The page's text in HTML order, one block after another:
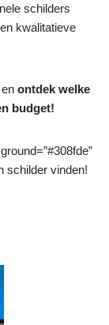
schilders
kwalitatieve
ontdek welke
budget!
schilder vinden!